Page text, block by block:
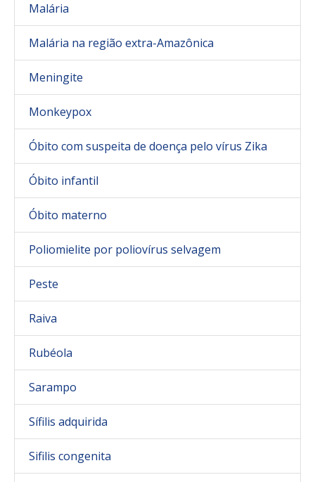
Malária
Malária na região extra-Amazônica
Meningite
Monkeypox
Óbito com suspeita de doença pelo vírus Zika
Óbito infantil
Óbito materno
Poliomielite por poliovírus selvagem
Peste
Raiva
Rubéola
Sarampo
Sífilis adquirida
Sifilis congenita